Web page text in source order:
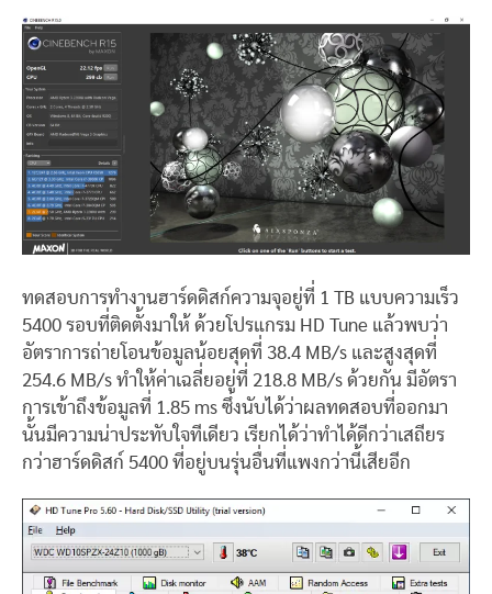
ทดสอบการทำงานฮาร์ดดิสก์ความจุอยู่ที่ 1 TB แบบความเร็ว
5400 รอบที่ติดตั้งมาให้ ด้วยโปรแกรม HD Tune แล้วพบว่า
อัตราการถ่ายโอนข้อมูลน้อยสุดที่ 38.4 MB/s และสูงสุดที่
254.6 MB/s ทำให้ค่าเฉลี่ยอยู่ที่ 218.8 MB/s ด้วยกัน มีอัตรา
การเข้าถึงข้อมูลที่ 1.85 ms ซึ่งนับได้ว่าผลทดสอบที่ออกมา
นั้นมีความน่าประทับใจทีเดียว เรียกได้ว่าทำได้ดีกว่าเสถียร
กว่าฮาร์ดดิสก์ 5400 ที่อยู่บนรุ่นอื่นที่แพงกว่านี้เสียอีก